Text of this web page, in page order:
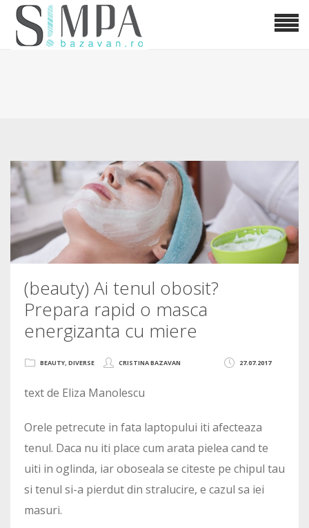
(beauty) Ai tenul obosit?
Prepara rapid o masca
energizanta cu miere
27.07.2017
BEAUTY, DIVERSE CRISTINA BAZAVAN
text de Eliza Manolescu
Orele petrecute in fata laptopului iti afecteaza
tenul. Daca nu iti place cum arata pielea cand te
uiti in oglinda, iar oboseala se citeste pe chipul tau
si tenul si-a pierdut din stralucire, e cazul sa iei
masuri.